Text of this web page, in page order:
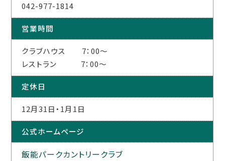
042-977-1814
営業時間
クラブハウス 7：00～
レストラン 7：00～
定休日
12月31日・1月1日
公式ホームページ
飯能パークカントリークラブ